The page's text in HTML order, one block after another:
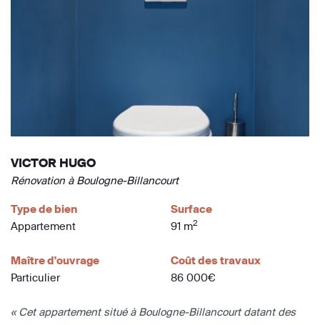
VICTOR HUGO
Rénovation à Boulogne-Billancourt
Type de bien
Appartement
Surface
91 m2
Maître d'ouvrage
Particulier
Coût des travaux
86 000€
« Cet appartement situé à Boulogne-Billancourt datant des